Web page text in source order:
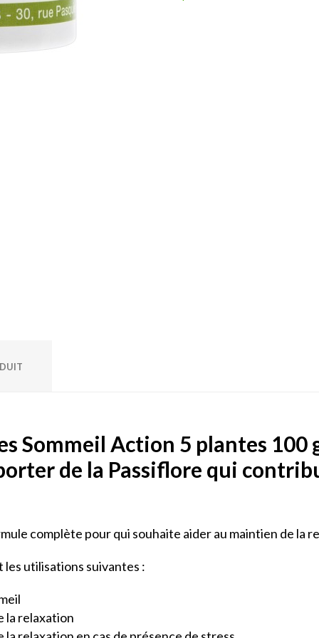
Sommeil Action 5 plantes
de la Passiflore qui
complète pour qui souhaite aider au maintien de la
utilisations suivantes :
la relaxation